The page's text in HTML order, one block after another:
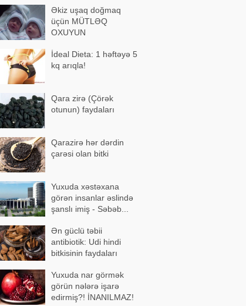
Əkiz uşaq doğmaq
üçün MÜTLƏQ
OXUYUN
İdeal Dieta: 1 həftəyə 5
kq arıqla!
Qara zirə (Çörək
otunun) faydaları
Qarazirə hər dərdin
çarəsi olan bitki
Yuxuda xəstəxana
görən insanlar əslində
şanslı imiş - Səbəb...
Ən güclü təbii
antibiotik: Udi hindi
bitkisinin faydaları
Yuxuda nar görmək
görün nələrə işarə
edirmiş?! İNANILMAZ!